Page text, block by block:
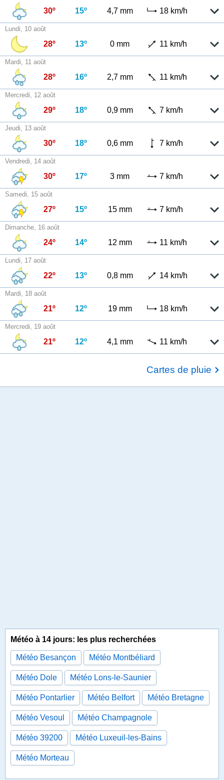
30º 15º 4,7 mm 18 km/h
Lundi, 10 août
28º 13º 0 mm 11 km/h
Mardi, 11 août
28º 16º 2,7 mm 11 km/h
Mercredi, 12 août
29º 18º 0,9 mm 7 km/h
Jeudi, 13 août
30º 18º 0,6 mm 7 km/h
Vendredi, 14 août
30º 17º 3 mm 7 km/h
Samedi, 15 août
27º 15º 15 mm 7 km/h
Dimanche, 16 août
24º 14º 12 mm 11 km/h
Lundi, 17 août
22º 13º 0,8 mm 14 km/h
Mardi, 18 août
21º 12º 19 mm 18 km/h
Mercredi, 19 août
21º 12º 4,1 mm 11 km/h
Cartes de pluie
Météo à 14 jours: les plus recherchées
Météo Besançon Météo Montbéliard
Météo Dole Météo Lons-le-Saunier
Météo Pontarlier Météo Belfort Météo Bretagne
Météo Vesoul Météo Champagnole
Météo 39200 Météo Luxeuil-les-Bains
Météo Morteau